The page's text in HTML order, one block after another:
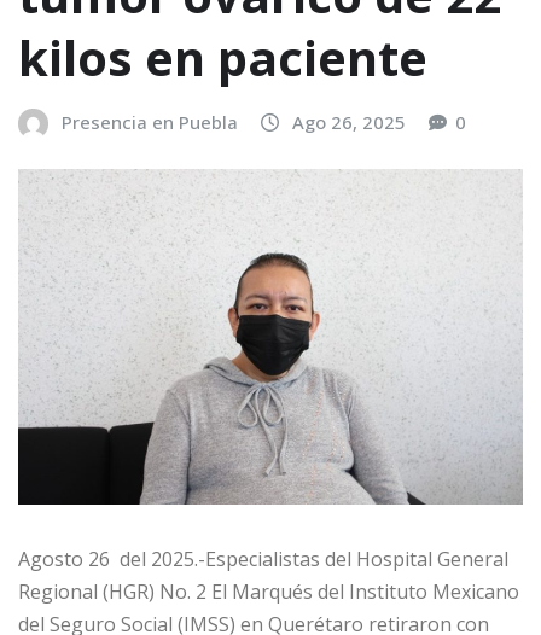
kilos en paciente
Presencia en Puebla Ago 26, 2025 0
Agosto 26 del 2025.-Especialistas del Hospital General
Regional (HGR) No. 2 El Marqués del Instituto Mexicano
del Seguro Social (IMSS) en Querétaro retiraron con